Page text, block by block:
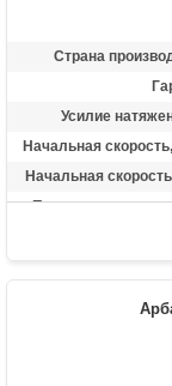
Страна
Усилие
Начальная
Начальная
Прицельная
Размах